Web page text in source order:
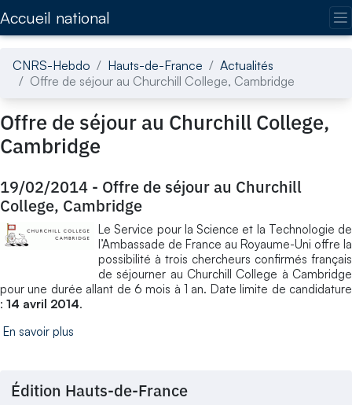
Accueil national
CNRS-Hebdo Hauts-de-France
Actualités
Offre de séjour au Churchill College, Cambridge
Offre de séjour au Churchill College,
Cambridge
19/02/2014 - Offre de séjour au Churchill
College, Cambridge
Le Service pour la Science et la Technologie de
l’Ambassade de France au Royaume-Uni offre la
possibilité à trois chercheurs confirmés français
de séjourner au Churchill College à Cambridge
pour une durée allant de 6 mois à 1 an. Date limite de candidature
: 14 avril 2014.
En savoir plus
Édition Hauts-de-France